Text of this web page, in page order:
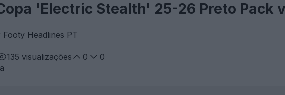
'Electric Stealth' 25-26 Preto Pack
Headlines PT
135 visualizações 0
0